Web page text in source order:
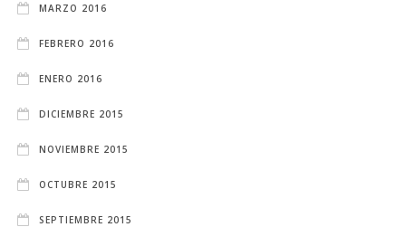
MARZO 2016
FEBRERO 2016
ENERO 2016
DICIEMBRE 2015
NOVIEMBRE 2015
OCTUBRE 2015
SEPTIEMBRE 2015